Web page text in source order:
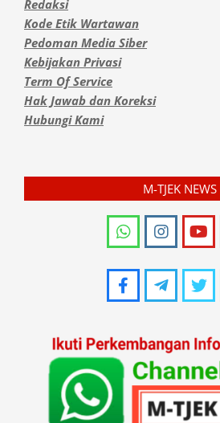
Redaksi
Kode Etik Wartawan
Pedoman Media Siber
Kebijakan Privasi
Term Of Service
Hak Jawab dan Koreksi
Hubungi Kami
M-TJEK NEWS